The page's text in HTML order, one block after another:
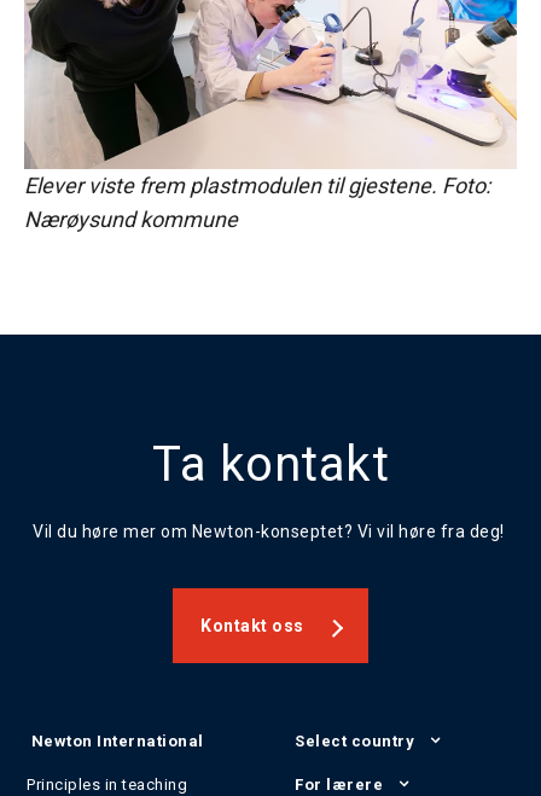
Elever viste frem plastmodulen til gjestene. Foto:
Nærøysund kommune
Ta kontakt
Vil du høre mer om Newton-konseptet? Vi vil høre fra deg!
Kontakt oss
Newton International
Principles in teaching
Select country
For lærere